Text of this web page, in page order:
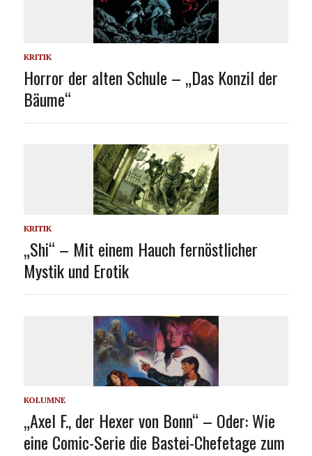
KRITIK
Horror der alten Schule – „Das Konzil der
Bäume“
KRITIK
„Shi“ – Mit einem Hauch fernöstlicher
Mystik und Erotik
KOLUMNE
„Axel F., der Hexer von Bonn“ – Oder: Wie
eine Comic-Serie die Bastei-Chefetage zum